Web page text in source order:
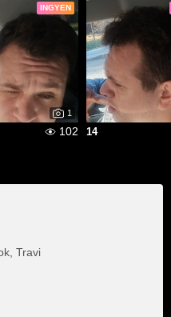
INGYEN
1
102 14
Travi